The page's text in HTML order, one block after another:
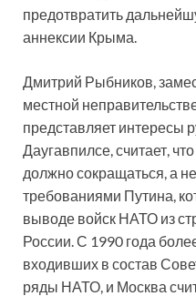
предотвратить
аннексии Крыма.
Дмитрий Рыбников,
местной
представляет интересы
Даугавпилсе, считает,
должно сокращаться, а
требованиями Путина,
выводе войск НАТО из
России. С 1990 года
входивших в состав
ряды НАТО, и Москва